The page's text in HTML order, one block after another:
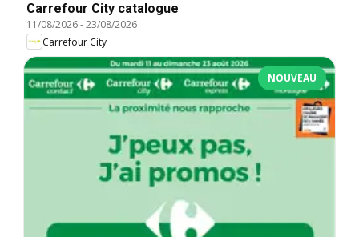
Carrefour City catalogue
11/08/2026-23/08/2026
Carrefour City
NOUVEAU